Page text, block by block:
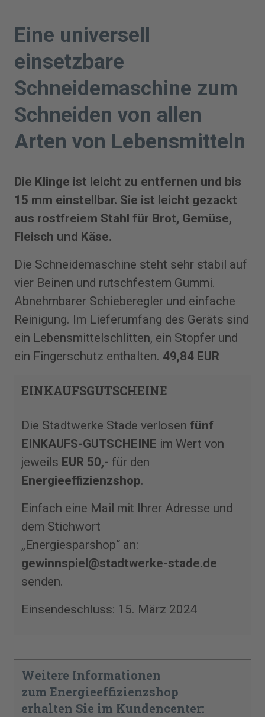
Eine universell
einsetzbare
Schneidemaschine zum
Schneiden von allen
Arten von Lebensmitteln
Die Klinge ist leicht zu entfernen und bis
15 mm einstellbar. Sie ist leicht gezackt
aus rostfreiem Stahl für Brot, Gemüse,
Fleisch und Käse.
Die Schneidemaschine steht sehr stabil auf
vier Beinen und rutschfestem Gummi.
Abnehmbarer Schieberegler und einfache
Reinigung. Im Lieferumfang des Geräts sind
ein Lebensmittelschlitten, ein Stopfer und
ein Fingerschutz enthalten. 49,84 EUR
EINKAUFSGUTSCHEINE
Die Stadtwerke Stade verlosen fünf
EINKAUFS-GUTSCHEINE im Wert von
jeweils EUR 50,- für den
Energieeffizienzshop.
Einfach eine Mail mit Ihrer Adresse und
dem Stichwort
„Energiesparshop“ an:
gewinnspiel@stadtwerke-stade.de
senden.
Einsendeschluss: 15. März 2024
Weitere Informationen
zum Energieeffizienzshop
erhalten Sie im Kundencenter: